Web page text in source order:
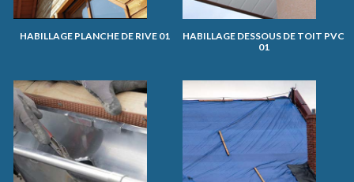
HABILLAGE PLANCHE DE RIVE 01
HABILLAGE DESSOUS DE TOIT PVC
01